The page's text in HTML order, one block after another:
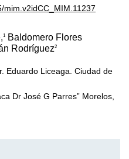
1
Baldomero Flores
Rodríguez2
Eduardo Liceaga. Ciudad de
Dr José G Parres” Morelos,